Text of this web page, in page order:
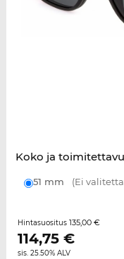
Koko ja
51 mm (Ei
Hintasuositus 135,00 €
114,75€
sis. 25.50% ALV